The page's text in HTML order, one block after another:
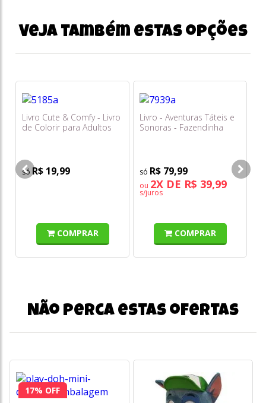
Veja também estas opções
Livro Cute & Comfy - Livro
de Colorir para Adultos
R$ 19,99
COMPRAR
Livro - Aventuras Táteis e
Sonoras - Fazendinha
R$ 79,99
ou 2X DE R$ 39,99
s/juros
COMPRAR
Não perca estas ofertas
17% OFF